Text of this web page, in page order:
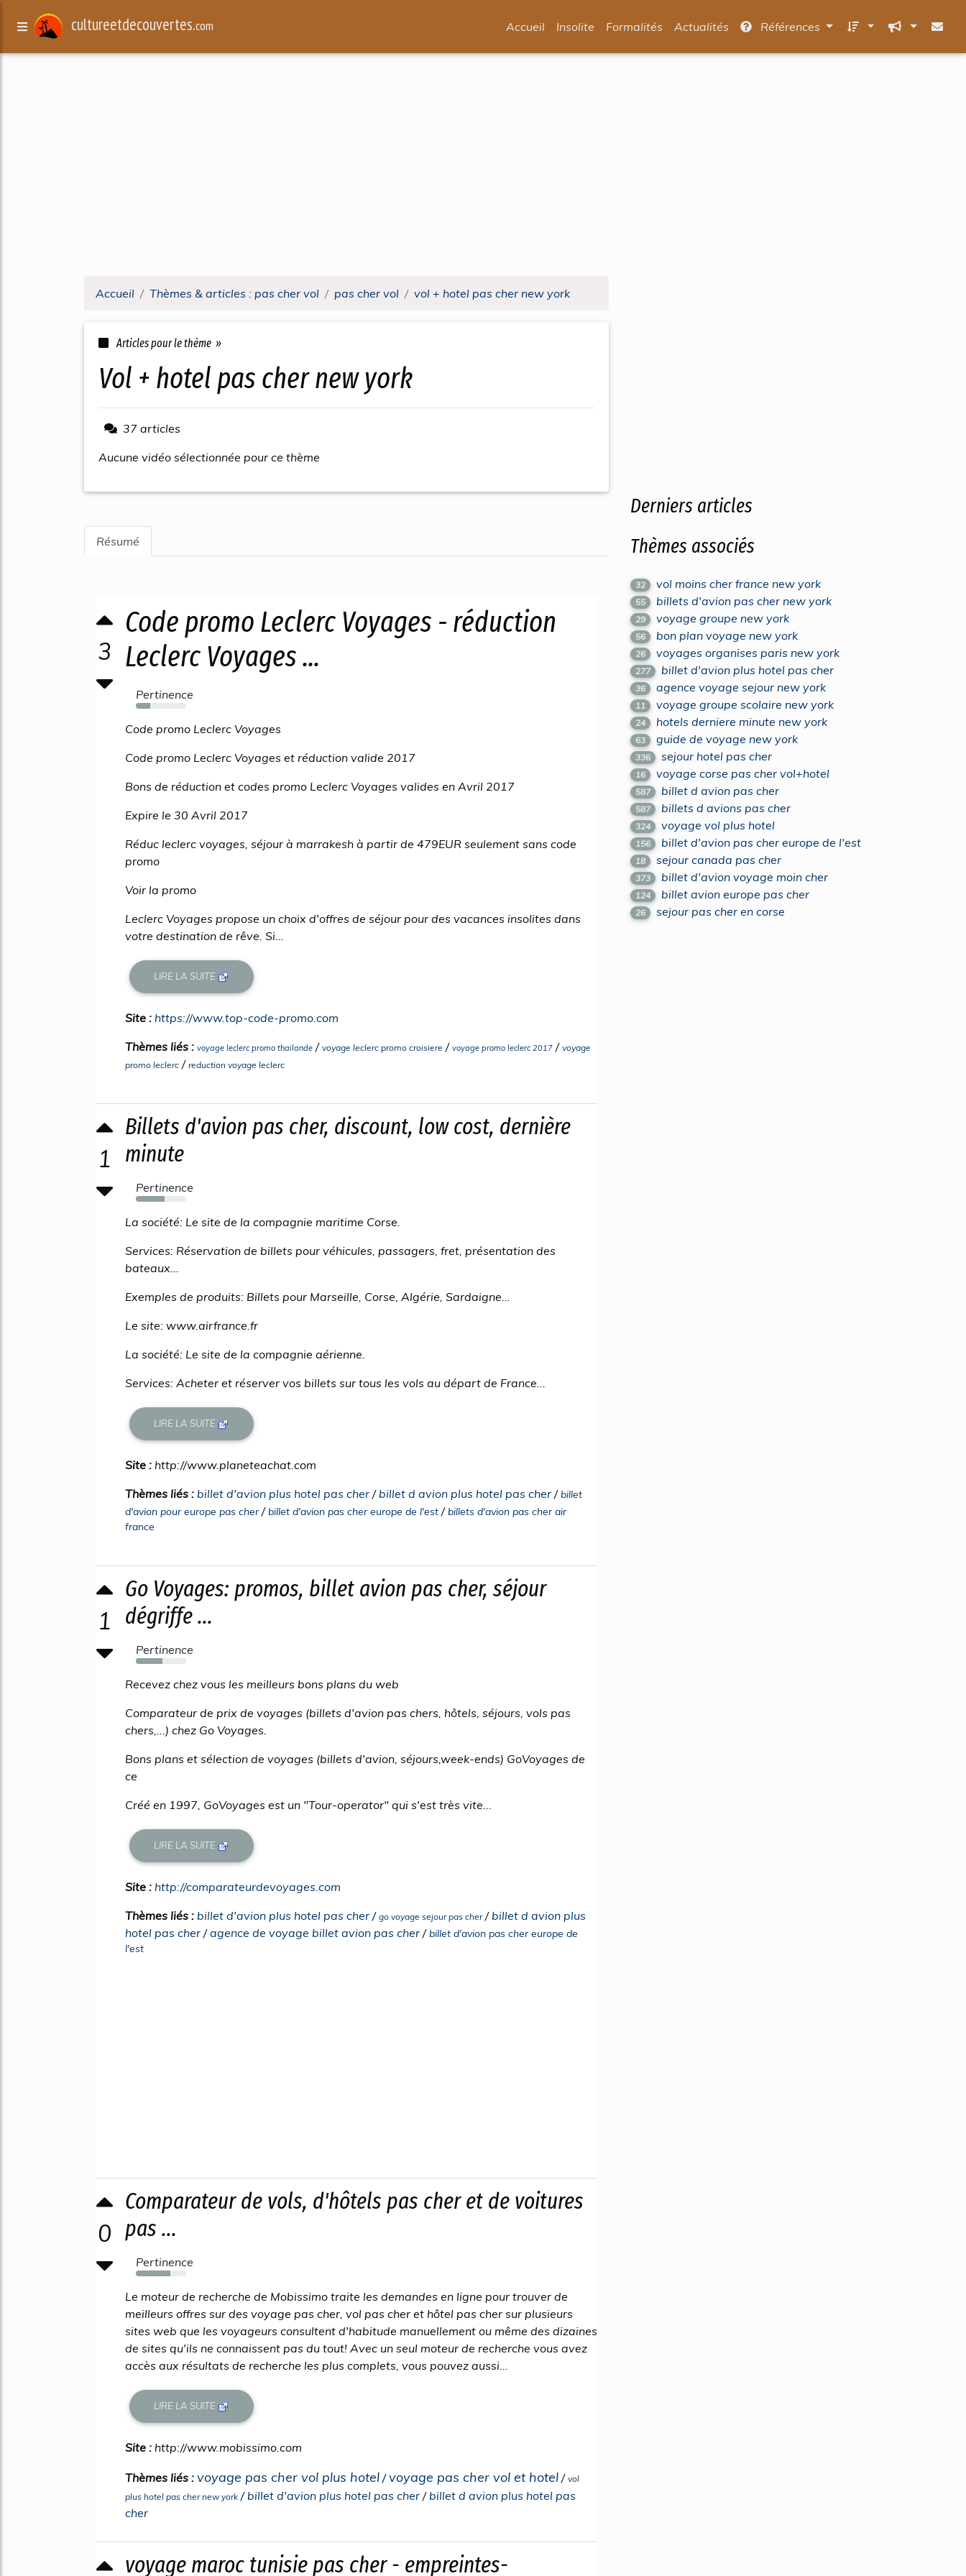
cultureetdecouvertes.com Accueil Insolite Formalités Actualités Références
Accueil Thèmes & articles : pas cher vol pas cher vol vol + hotel pas cher new york
Articles pour le thème »
vol + hotel pas cher new york
37 articles
Aucune vidéo sélectionnée pour ce thème
Résumé
3
Code promo Leclerc Voyages - réduction
Leclerc Voyages ...
Pertinence
29%
Code promo Leclerc Voyages
Code promo Leclerc Voyages et réduction valide 2017
Bons de réduction et codes promo Leclerc Voyages valides en Avril 2017
Expire le 30 Avril 2017
Réduc leclerc voyages, séjour à marrakesh à partir de 479EUR seulement sans code
promo
Voir la promo
Leclerc Voyages propose un choix d'offres de séjour pour des vacances insolites dans
votre destination de rêve. Si...
LIRE LA SUITE
Site : https://www.top-code-promo.com
Thèmes liés : voyage leclerc promo thailande / voyage leclerc promo croisiere / voyage promo leclerc 2017 / voyage
promo leclerc / reduction voyage leclerc
1
Billets d'avion pas cher, discount, low cost, dernière
minute
Pertinence
57%
La société: Le site de la compagnie maritime Corse.
Services: Réservation de billets pour véhicules, passagers, fret, présentation des
bateaux...
Exemples de produits: Billets pour Marseille, Corse, Algérie, Sardaigne...
Le site: www.airfrance.fr
La société: Le site de la compagnie aérienne.
Services: Acheter et réserver vos billets sur tous les vols au départ de France...
LIRE LA SUITE
Site : http://www.planeteachat.com
Thèmes liés : billet d'avion plus hotel pas cher / billet d avion plus hotel pas cher /billet
d'avion pour europe pas cher/billet d'avion pas cher europe de l'est /billets d'avion pas cher air
france
1
Go Voyages: promos, billet avion pas cher, séjour
dégriffe ...
Pertinence
53%
Recevez chez vous les meilleurs bons plans du web
Comparateur de prix de voyages (billets d'avion pas chers, hôtels, séjours, vols pas
chers,...) chez Go Voyages.
Bons plans et sélection de voyages (billets d'avion, séjours,week-ends) GoVoyages de
ce
Créé en 1997, GoVoyages est un "Tour-operator" qui s'est très vite...
LIRE LA SUITE
Site : http://comparateurdevoyages.com
Thèmes liés : billet d'avion plus hotel pas cher / go voyage sejour pas cher/ billet d avion plus
hotel pas cher /agence de voyage billet avion pas cher /billet d'avion pas cher europe de
l'est
0
Comparateur de vols, d'hôtels pas cher et de voitures
pas ...
Pertinence
69%
Le moteur de recherche de Mobissimo traite les demandes en ligne pour trouver de
meilleurs offres sur des voyage pas cher, vol pas cher et hôtel pas cher sur plusieurs
sites web que les voyageurs consultent d'habitude manuellement ou même des dizaines
de sites qu'ils ne connaissent pas du tout! Avec un seul moteur de recherche vous avez
accès aux résultats de recherche les plus complets, vous pouvez aussi...
LIRE LA SUITE
Site : http://www.mobissimo.com
Thèmes liés : voyage pas cher vol plus hotel /voyage pas cher vol et hotel / vol
plus hotel pas cher new york / billet d'avion plus hotel pas cher / billet d avion plus hotel pas
cher
voyage maroc tunisie pas cher - empreintes-
Derniers articles
Thèmes associés
32 vol moins cher france new york
55 billets d'avion pas cher new york
29 voyage groupe new york
56 bon plan voyage new york
26 voyages organises paris new york
277 billet d'avion plus hotel pas cher
36 agence voyage sejour new york
11 voyage groupe scolaire new york
24 hotels derniere minute new york
63 guide de voyage new york
336 sejour hotel pas cher
16 voyage corse pas cher vol+hotel
587 billet d avion pas cher
587 billets d avions pas cher
324 voyage vol plus hotel
156 billet d'avion pas cher europe de l'est
18 sejour canada pas cher
373 billet d'avion voyage moin cher
124 billet avion europe pas cher
26 sejour pas cher en corse